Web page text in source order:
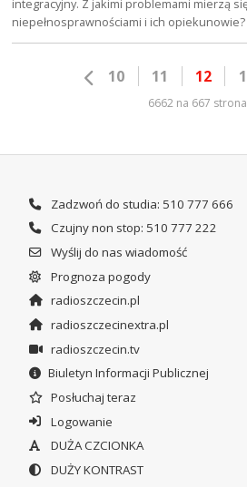
integracyjny. Z jakimi problemami mierzą
niepełnosprawnościami i ich opiekunowie?
10 11 12
6662 na 667
Zadzwoń do studia: 510 777 666
Czujny non stop: 510 777 222
Wyślij do nas wiadomość
Prognoza pogody
radioszczecin.pl
radioszczecinextra.pl
radioszczecin.tv
Biuletyn Informacji Publicznej
Posłuchaj teraz
Logowanie
DUŻA CZCIONKA
DUŻY KONTRAST